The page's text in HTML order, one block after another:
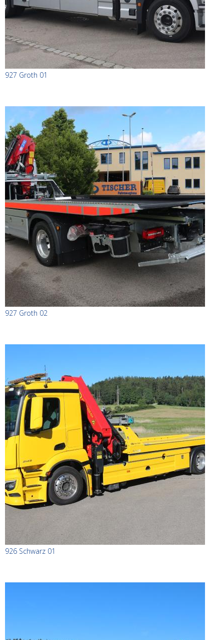
927 Groth 01
927 Groth 02
926 Schwarz 01